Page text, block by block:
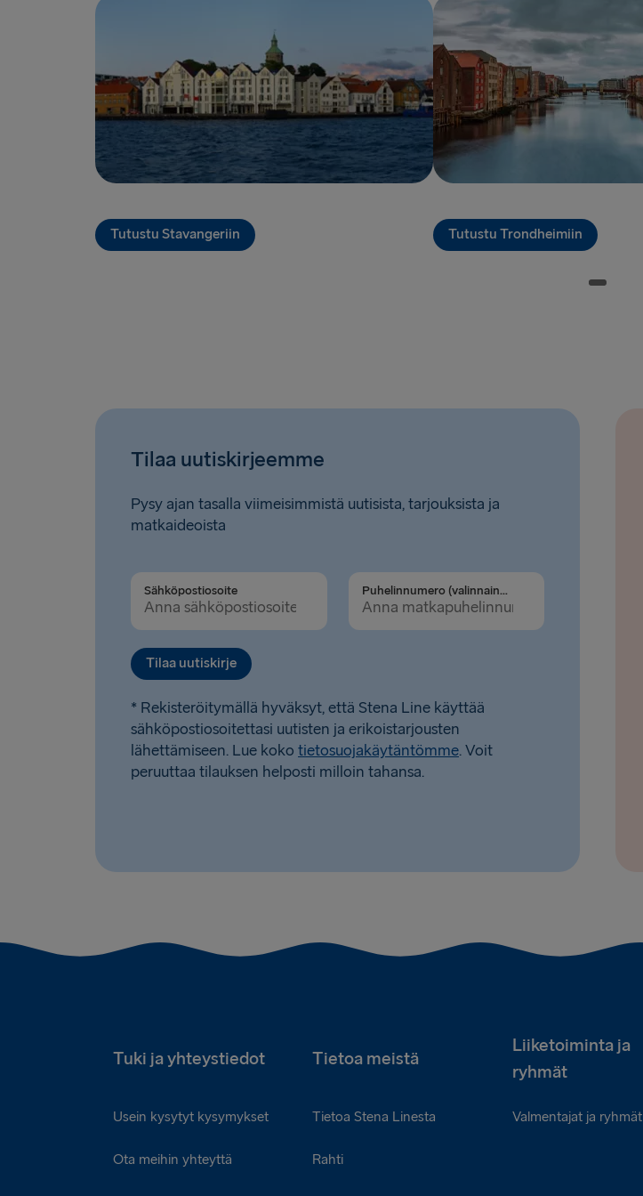
Tutustu Stavangeriin Tutustu Trondheimiin
Tilaa uutiskirjeemme
Pysy ajan tasalla viimeisimmistä uutisista, tarjouksista ja
matkaideoista
Sähköpostiosoite Puhelinnumero (valinnainen)
Tilaa uutiskirje
* Rekisteröitymällä hyväksyt, että Stena Line käyttää
sähköpostiosoitettasi uutisten ja erikoistarjousten
lähettämiseen. Lue koko tietosuojakäytäntömme. Voit
peruuttaa tilauksen helposti milloin tahansa.
Tuki ja yhteystiedot Tietoa meistä
Liiketoiminta ja
ryhmät
Usein kysytyt kysymykset
Ota meihin yhteyttä
Tietoa Stena Linesta
Rahti
Valmentajat ja ryhmät